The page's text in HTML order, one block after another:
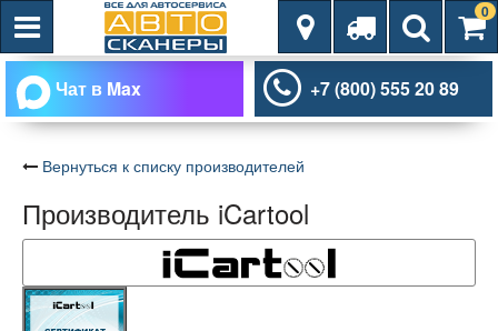
0
Чат в Max +7 (800) 555 20 89
Вернуться к списку производителей
Производитель iCartool